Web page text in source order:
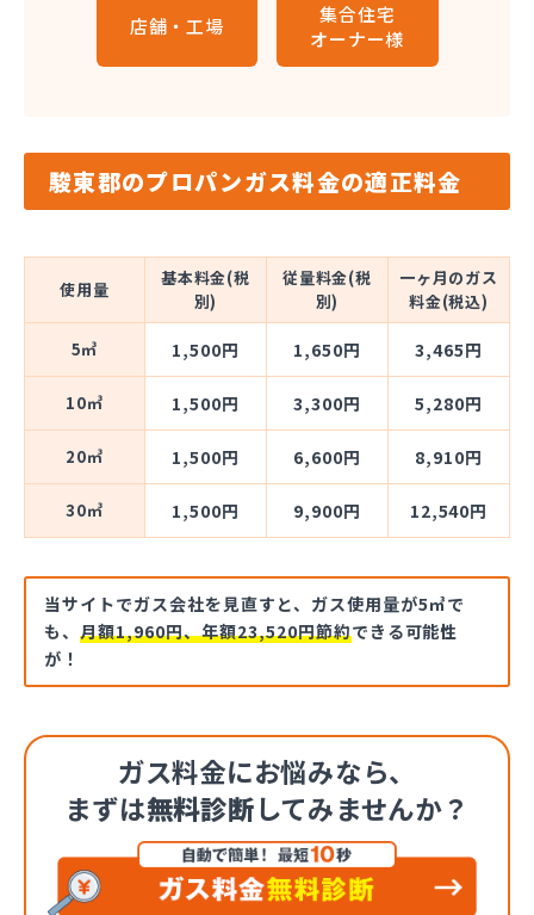
店舗・工場
集合住宅
オーナー様
駿東郡のプロパンガス料金の適正料金
使用量
基本料金(税
別)
従量料金(税
別)
一ヶ月のガス
料金(税込)
5㎥ 1,500円 1,650円 3,465円
10㎥ 1,500円 3,300円 5,280円
20㎥ 1,500円 6,600円 8,910円
30㎥ 1,500円 9,900円 12,540円
当サイトでガス会社を見直すと、ガス使用量が5㎥で
も、 月額1,960円、年額23,520円節約できる可能性
が！
ガス料金にお悩みなら、
まずは無料診断してみませんか？